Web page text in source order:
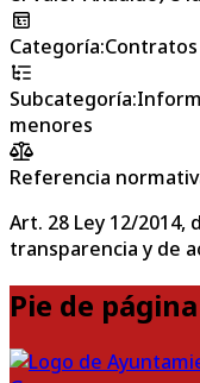
Categoría:Contratos
Subcategoría:
menores
Referencia
Art. 28 Ley 12/2014,
transparencia y de
Pie de página